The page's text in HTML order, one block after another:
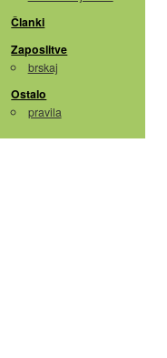
Članki
Zaposlitve
brskaj
Ostalo
pravila